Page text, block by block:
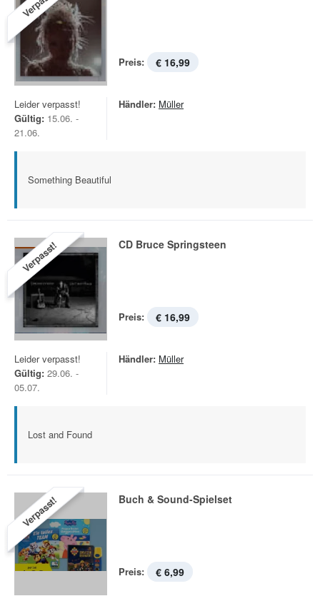
Preis: € 16,99
Leider verpasst!
Gültig: 15.06. -
21.06.
Händler: Müller
Something Beautiful
Verpasst! CD Bruce Springsteen
Preis: € 16,99
Leider verpasst!
Gültig: 29.06. -
05.07.
Händler: Müller
Lost and Found
Verpasst! Buch & Sound-Spielset
Preis: € 6,99